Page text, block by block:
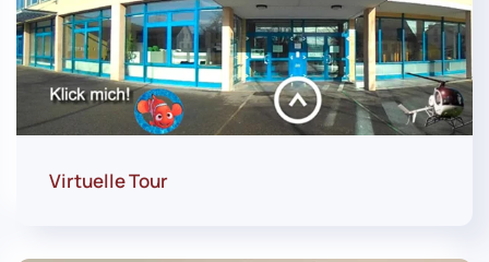
Virtuelle Tour